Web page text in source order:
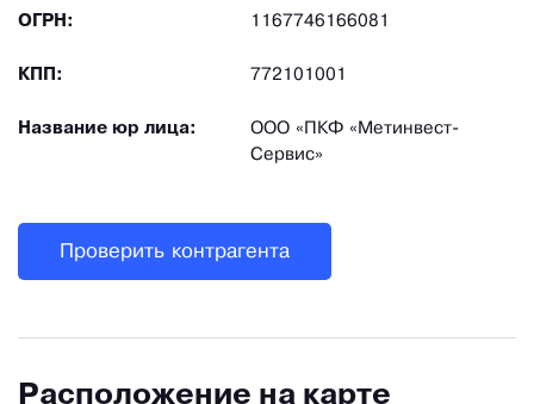
ОГРН: 1167746166081
КПП: 772101001
Название юр лица:
ООО «ПКФ «Метинвест-
Сервис»
Проверить контрагента
Расположение на карте